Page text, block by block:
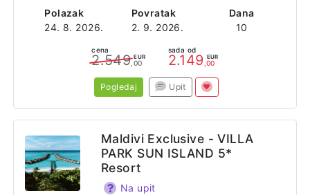
Polazak
24. 8. 2026.
Povratak
2. 9. 2026.
Dana
10
cena
2.549 EUR
,00
sada od
2.149 EUR
,00
Pogledaj Upit
Maldivi Exclusive - VILLA
PARK SUN ISLAND 5*
Resort
Na upit